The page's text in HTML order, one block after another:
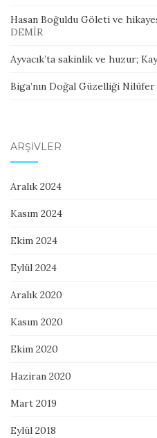
Hasan Boğuldu Göleti ve
DEMİR
Ayvacık’ta sakinlik ve huzur;
Biga’nın Doğal Güzelliği
ARŞIVLER
Aralık 2024
Kasım 2024
Ekim 2024
Eylül 2024
Aralık 2020
Kasım 2020
Ekim 2020
Haziran 2020
Mart 2019
Eylül 2018